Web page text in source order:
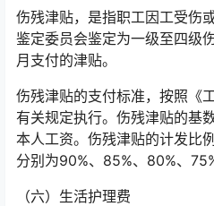
伤残津贴，是指职工因工受伤
鉴定委员会鉴定为一级至四级
月支付的津贴。
伤残津贴的支付标准，按照《
有关规定执行。伤残津贴的基
本人工资。伤残津贴的计发比
分别为90%、85%、80%、75%
（六）生活护理费